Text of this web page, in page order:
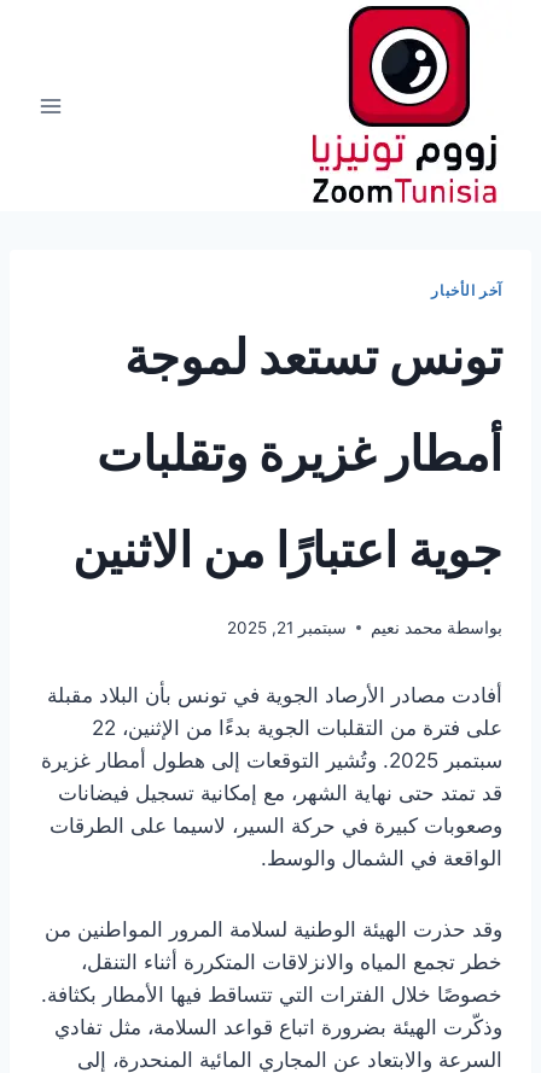
آخر الأخبار
تونس تستعد لموجة
أمطار غزيرة وتقلبات
جوية اعتبارًا من الاثنين
بواسطة محمد نعيم سبتمبر 21, 2025
أفادت مصادر الأرصاد الجوية في تونس بأن البلاد مقبلة
على فترة من التقلبات الجوية بدءًا من الإثنين، 22
سبتمبر 2025. وتُشير التوقعات إلى هطول أمطار غزيرة
قد تمتد حتى نهاية الشهر، مع إمكانية تسجيل فيضانات
وصعوبات كبيرة في حركة السير، لاسيما على الطرقات
الواقعة في الشمال والوسط.
وقد حذرت الهيئة الوطنية لسلامة المرور المواطنين من
خطر تجمع المياه والانزلاقات المتكررة أثناء التنقل،
خصوصًا خلال الفترات التي تتساقط فيها الأمطار بكثافة.
وذكّرت الهيئة بضرورة اتباع قواعد السلامة، مثل تفادي
السرعة والابتعاد عن المجاري المائية المنحدرة، إلى